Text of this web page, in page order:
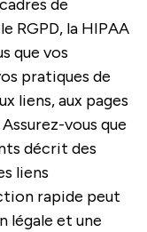
de
RGPD, la HIPAA
que vos
pratiques de
liens, aux pages
vous que
décrit des
liens
rapide peut
légale et une